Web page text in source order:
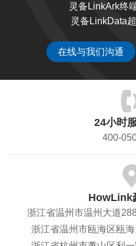
灵备LinkArk终
灵备LinkData
在线与我们沟通
24小时
400-
HowLink
浙江省温州市温州大道
浙江省温州市瓯海区瓯